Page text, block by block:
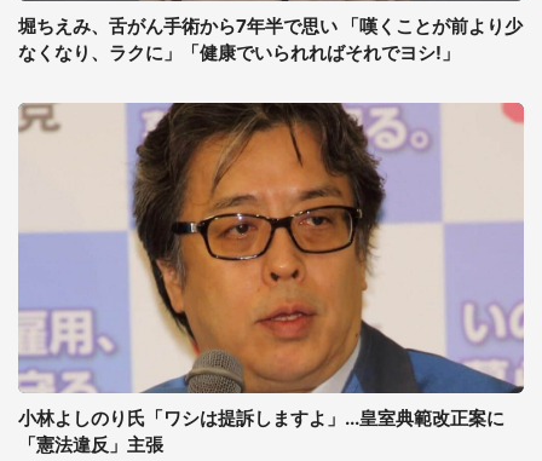
堀ちえみ、舌がん手術から7年半で思い 「嘆くことが前より少
なくなり、ラクに」「健康でいられればそれでヨシ!」
小林よしのり氏「ワシは提訴しますよ」...皇室典範改正案に
「憲法違反」主張